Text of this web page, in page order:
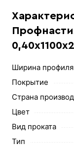
Ширина профиля
Покрытие
Страна
Цвет
Вид проката
Тип